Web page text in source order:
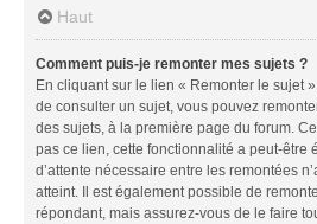
Haut
Comment puis-je remonter mes sujets ?
En cliquant sur le lien « Remonter le sujet
de consulter un sujet, vous pouvez
des sujets, à la première page du forum.
pas ce lien, cette fonctionnalité a peut-être
d’attente nécessaire entre les remontées
atteint. Il est également possible de
répondant, mais assurez-vous de le faire